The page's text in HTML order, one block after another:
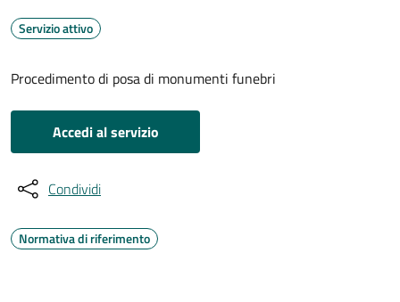
Servizio attivo
Procedimento di posa di monumenti funebri
Accedi al servizio
Condividi
Normativa di riferimento